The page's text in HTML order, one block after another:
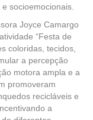
socioemocionais.
Joyce Camargo
“Festa de
coloridas, tecidos,
a percepção
motora ampla e a
promoveram
recicláveis e
a